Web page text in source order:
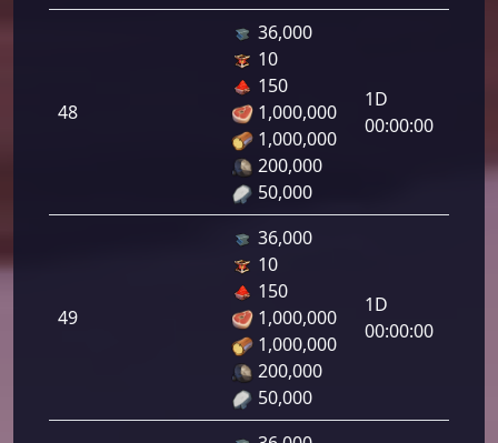
48
36,000
10
150
1,000,000
1,000,000
200,000
50,000
1D
00:00:00
49
36,000
10
150
1,000,000
1,000,000
200,000
50,000
1D
00:00:00